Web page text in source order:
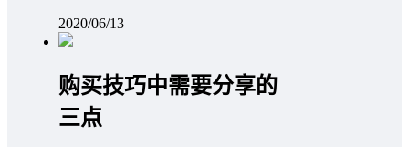
2020/06/13
购买技巧中需要分享的
三点